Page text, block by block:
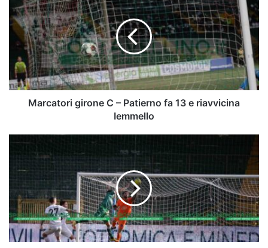
C
–
Patierno
13
riavvicina
IemmelloMarcatori girone C – Patierno fa 13 e riavvicina
Iemmello
Gennaio
biancoverde
numeri
del
mese